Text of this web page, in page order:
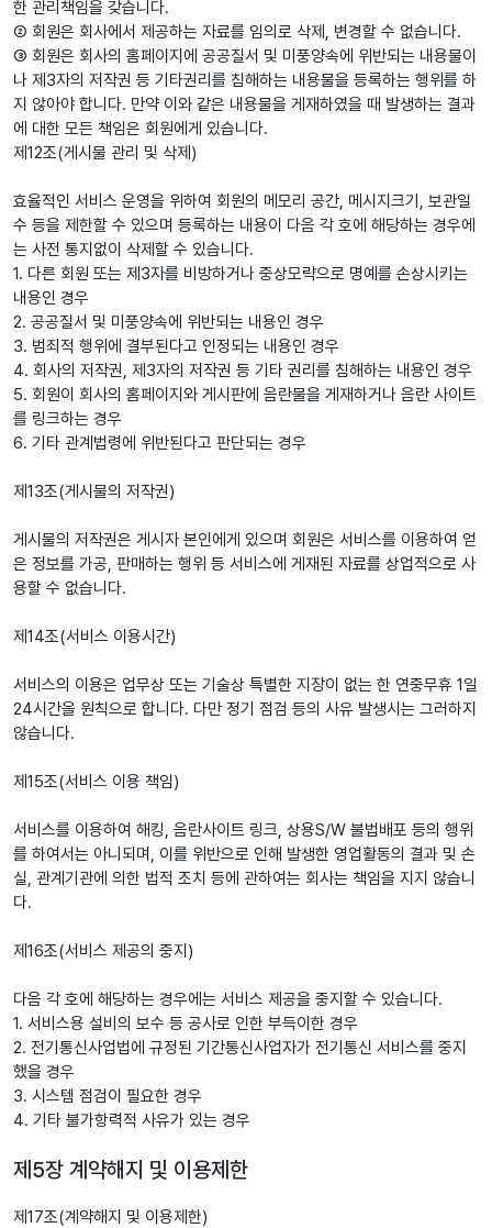
한 관리책임을 갖습니다.
② 회원은 회사에서 제공하는 자료를 임의로 삭제, 변경할 수 없습니다.
③ 회원은 회사의 홈페이지에 공공질서 및 미풍양속에 위반되는 내용물이
나 제3자의 저작권 등 기타권리를 침해하는 내용물을 등록하는 행위를 하
지 않아야 합니다. 만약 이와 같은 내용물을 게재하였을 때 발생하는 결과
에 대한 모든 책임은 회원에게 있습니다.
제12조(게시물 관리 및 삭제)
효율적인 서비스 운영을 위하여 회원의 메모리 공간, 메시지크기, 보관일
수 등을 제한할 수 있으며 등록하는 내용이 다음 각 호에 해당하는 경우에
는 사전 통지없이 삭제할 수 있습니다.
1. 다른 회원 또는 제3자를 비방하거나 중상모략으로 명예를 손상시키는
내용인 경우
2. 공공질서 및 미풍양속에 위반되는 내용인 경우
3. 범죄적 행위에 결부된다고 인정되는 내용인 경우
4. 회사의 저작권, 제3자의 저작권 등 기타 권리를 침해하는 내용인 경우
5. 회원이 회사의 홈페이지와 게시판에 음란물을 게재하거나 음란 사이트
를 링크하는 경우
6. 기타 관계법령에 위반된다고 판단되는 경우
제13조(게시물의 저작권)
게시물의 저작권은 게시자 본인에게 있으며 회원은 서비스를 이용하여 얻
은 정보를 가공, 판매하는 행위 등 서비스에 게재된 자료를 상업적으로 사
용할 수 없습니다.
제14조(서비스 이용시간)
서비스의 이용은 업무상 또는 기술상 특별한 지장이 없는 한 연중무휴 1일
24시간을 원칙으로 합니다. 다만 정기 점검 등의 사유 발생시는 그러하지
않습니다.
제15조(서비스 이용 책임)
서비스를 이용하여 해킹, 음란사이트 링크, 상용S/W 불법배포 등의 행위
를 하여서는 아니되며, 이를 위반으로 인해 발생한 영업활동의 결과 및 손
실, 관계기관에 의한 법적 조치 등에 관하여는 회사는 책임을 지지 않습니
다.
제16조(서비스 제공의 중지)
다음 각 호에 해당하는 경우에는 서비스 제공을 중지할 수 있습니다.
1. 서비스용 설비의 보수 등 공사로 인한 부득이한 경우
2. 전기통신사업법에 규정된 기간통신사업자가 전기통신 서비스를 중지
했을 경우
3. 시스템 점검이 필요한 경우
4. 기타 불가항력적 사유가 있는 경우
제5장 계약해지 및 이용제한
제17조(계약해지 및 이용제한)